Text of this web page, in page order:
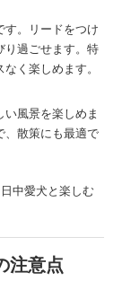
す。リードをつけ
り過ごせます。特
く楽しめます。
風景を楽しめま
、散策にも最適で
中愛犬と楽しむ
注意点